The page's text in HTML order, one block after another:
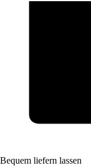
Bequem liefern lassen